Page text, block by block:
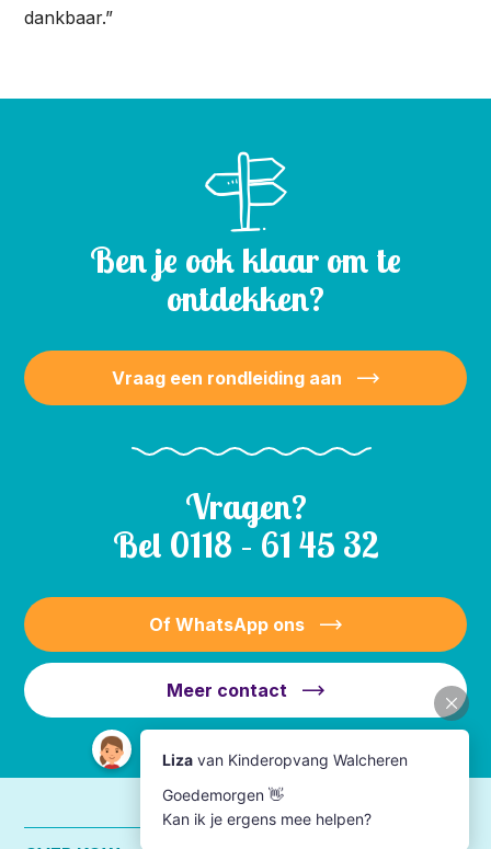
dankbaar.”
Ben je ook klaar om te
ontdekken?
Vraag een rondleiding aan
Vragen?
Bel 0118 – 61 45 32
Of WhatsApp ons
Meer contact